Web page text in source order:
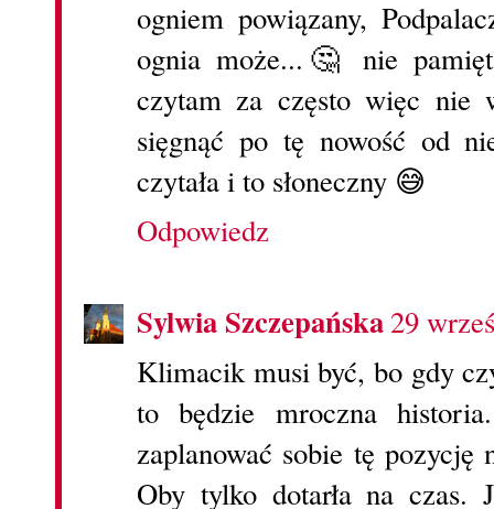
ogniem powiązany,
ognia może...🤔 nie
czytam za często więc nie
sięgnąć po tę nowość od
czytała i to słoneczny 😅
Odpowiedz
Sylwia Szczepańska29
Klimacik musi być, bo gdy
to będzie mroczna
zaplanować sobie tę
Oby tylko dotarła na czas.